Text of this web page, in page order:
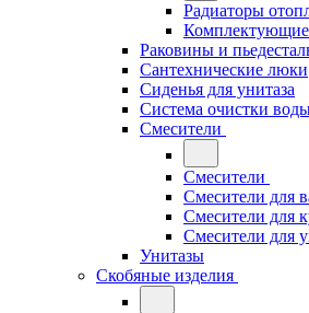
Радиаторы
Комплектующие
Раковины и
Сантехнические люки
Сиденья для унитаза
Система очистки
Смесители
Смесители
Смесители для
Смесители для
Смесители для
Унитазы
Скобяные изделия